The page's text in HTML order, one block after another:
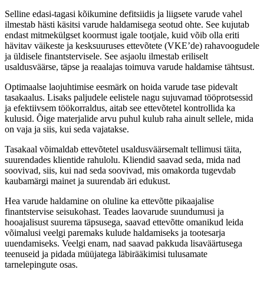
Selline edasi-tagasi kõikumine defitsiidis ja liigsete varude vahel
ilmestab hästi käsitsi varude haldamisega seotud ohte. See kujutab
endast mitmekülgset koormust igale tootjale, kuid võib olla eriti
hävitav väikeste ja kesksuuruses ettevõtete (VKE’de) rahavoogudele
ja üldisele finantstervisele. See asjaolu ilmestab eriliselt
usaldusväärse, täpse ja reaalajas toimuva varude haldamise tähtsust.
Optimaalse laojuhtimise eesmärk on hoida varude tase pidevalt
tasakaalus. Lisaks paljudele eelistele nagu sujuvamad tööprotsessid
ja efektiivsem töökorraldus, aitab see ettevõtetel kontrollida ka
kulusid. Õige materjalide arvu puhul kulub raha ainult sellele, mida
on vaja ja siis, kui seda vajatakse.
Tasakaal võimaldab ettevõtetel usaldusväärsemalt tellimusi täita,
suurendades klientide rahulolu. Kliendid saavad seda, mida nad
soovivad, siis, kui nad seda soovivad, mis omakorda tugevdab
kaubamärgi mainet ja suurendab äri edukust.
Hea varude haldamine on oluline ka ettevõtte pikaajalise
finantstervise seisukohast. Teades laovarude suundumusi ja
hooajalisust suurema täpsusega, saavad ettevõtte omanikud leida
võimalusi veelgi paremaks kulude haldamiseks ja tootesarja
uuendamiseks. Veelgi enam, nad saavad pakkuda lisaväärtusega
teenuseid ja pidada müüjatega läbirääkimisi tulusamate
tarnelepingute osas.